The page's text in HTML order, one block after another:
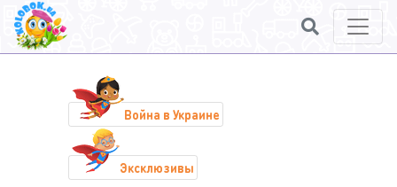
Война в Украине
Эксклюзивы